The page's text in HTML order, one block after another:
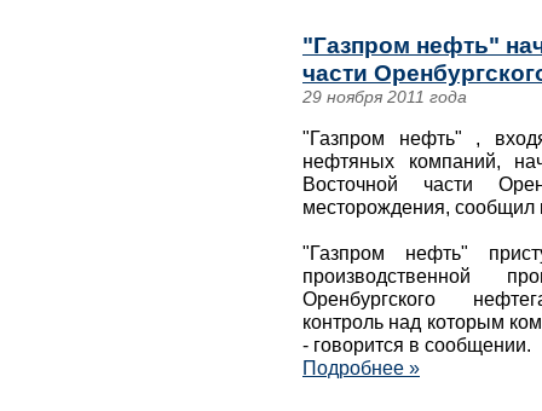
"Газпром нефть"
части
29 ноября 2011 года
"Газпром нефть" ,
нефтяных компаний,
Восточной части
месторождения, сообщил
"Газпром нефть"
производственной
Оренбургского
контроль над которым
- говорится в сообщении.
Подробнее »